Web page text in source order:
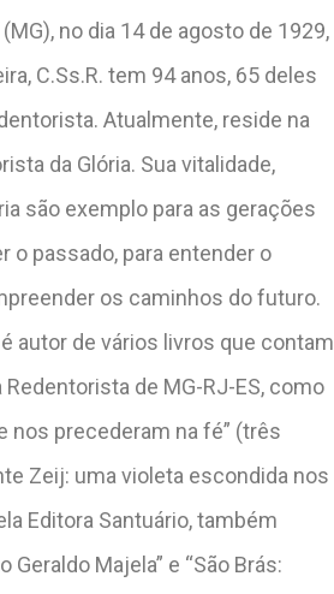
no dia 14 de agosto de 1929,
C.Ss.R. tem 94 anos, 65 deles
Atualmente, reside na
da Glória. Sua vitalidade,
são exemplo para as gerações
o passado, para entender o
os caminhos do futuro.
autor de vários livros que contam
de MG-RJ-ES, como
nos precederam na fé” (três
Zeij: uma violeta escondida nos
Editora Santuário, também
Geraldo Majela” e “São Brás: